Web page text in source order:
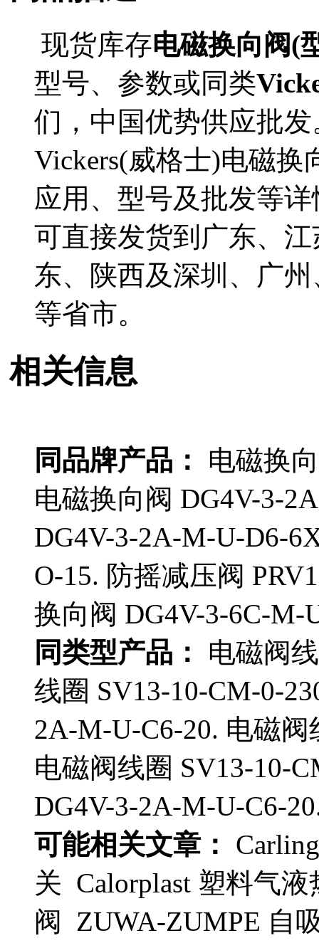
现货库存电磁换向阀(
型号、参数或同类
们，中国优势供应批
Vickers(威格士)电磁换
应用、型号及批发等
可直接发货到广东、
东、陕西及深圳、广
等省市。
相关信息
同品牌产品：
电磁换
电磁换向阀 DG4V-3-
DG4V-3-2A-M-U-D6-
O-15. 防摇减压阀
换向阀 DG4V-3-6C-M-
同类型产品：
电磁阀
线圈 SV13-10-CM-0-
2A-M-U-C6-20. 电磁阀
电磁阀线圈 SV13-10-
DG4V-3-2A-M-U-C6-
可能相关文章：
关 Calorplast 塑料气
阀 ZUWA-ZUMPE 自